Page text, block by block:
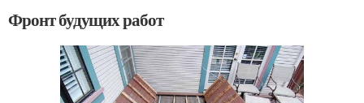
Фронт будущих работ